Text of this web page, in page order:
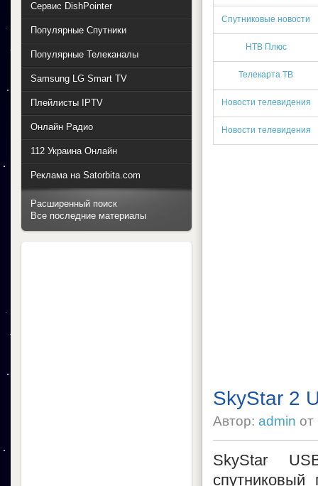
Спутниковые новости
НТВ Плюс
Телекарта ТВ
Новости телевидения
Новости телевидения
SkyStar 2
Автор: admin от
SkyStar
Сервис DishPointer
Популярные Спутники
Популярные Телеканалы
Samsung LG Smart TV
Плейлисты IPTV
Онлайн Радио
112 Украина Онлайн
Реклама на Satorbita.com
Расширенный поиск
Все последние материалы